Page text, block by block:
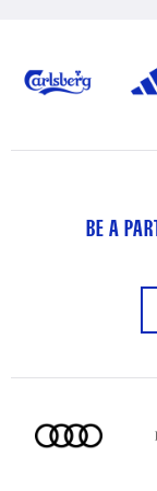
BE A